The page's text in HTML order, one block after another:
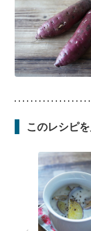
このレシピ